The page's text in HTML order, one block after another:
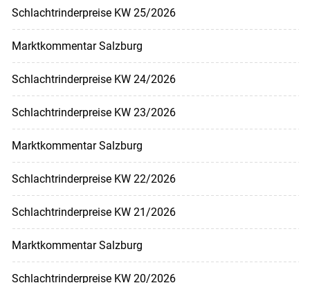
Schlachtrinderpreise KW 25/2026
Marktkommentar Salzburg
Schlachtrinderpreise KW 24/2026
Schlachtrinderpreise KW 23/2026
Marktkommentar Salzburg
Schlachtrinderpreise KW 22/2026
Schlachtrinderpreise KW 21/2026
Marktkommentar Salzburg
Schlachtrinderpreise KW 20/2026